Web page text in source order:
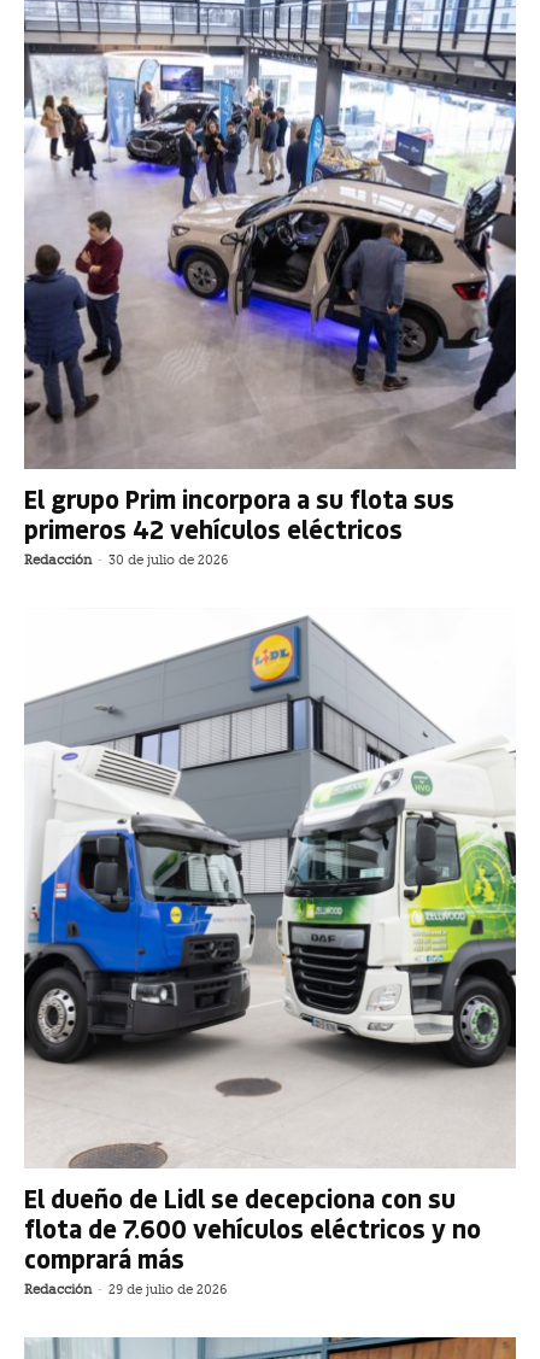
El grupo Prim incorpora a su flota sus
primeros 42 vehículos eléctricos
Redacción - 30 de julio de 2026
El dueño de Lidl se decepciona con su
flota de 7.600 vehículos eléctricos y no
comprará más
Redacción - 29 de julio de 2026